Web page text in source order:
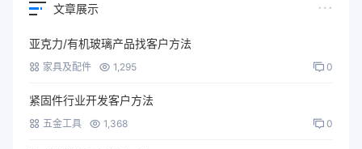
文章展示
亚克力/有机玻璃产品找客户方法
家具及配件 1,295 0
紧固件行业开发客户方法
五金工具 1,368 0